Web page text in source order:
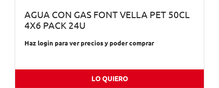
AGUA CON GAS FONT VELLA PET 50CL
4X6 PACK 24U
Haz login para ver precios y poder comprar
LO QUIERO